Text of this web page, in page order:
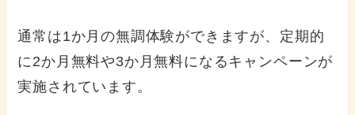
通常は1か月の無調体験ができますが、定期的
に2か月無料や3か月無料になるキャンペーンが
実施されています。